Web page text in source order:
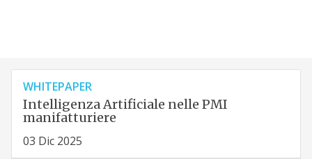
WHITEPAPER
Intelligenza Artificiale nelle PMI
manifatturiere
03 Dic 2025